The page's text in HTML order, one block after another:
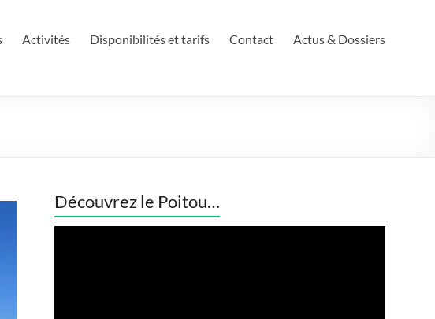
Activités Disponibilités et tarifs Contact Actus & Dossiers
Découvrez le Poitou…